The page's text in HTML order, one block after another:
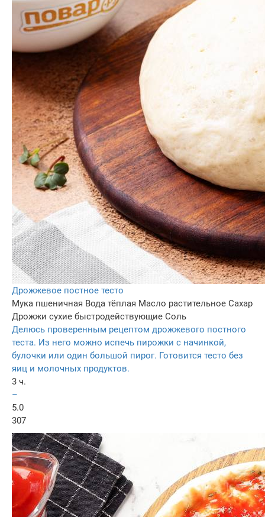
Дрожжевое постное тесто
Мука пшеничная Вода тёплая Масло растительное Сахар
Дрожжи сухие быстродействующие Соль
Делюсь проверенным рецептом дрожжевого постного
теста. Из него можно испечь пирожки с начинкой,
булочки или один большой пирог. Готовится тесто без
яиц и молочных продуктов.
3 ч.
–
5.0
307